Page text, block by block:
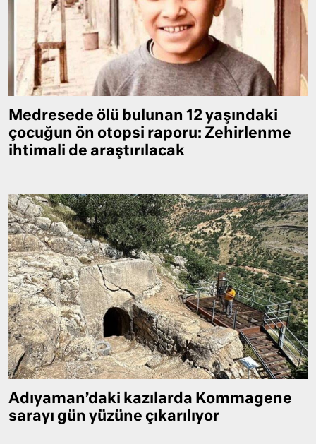
Medresede ölü bulunan 12 yaşındaki
çocuğun ön otopsi raporu: Zehirlenme
ihtimali de araştırılacak
Adıyaman’daki kazılarda Kommagene
sarayı gün yüzüne çıkarılıyor